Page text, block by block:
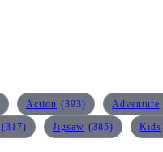
Action (393) Adventure
(317) Jigsaw (385) Kids